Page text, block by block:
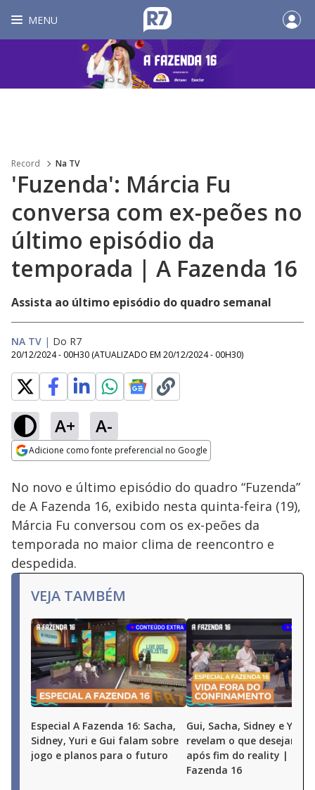
MENU
Record Na TV
'Fuzenda': Márcia Fu
conversa com ex-peões no
último episódio da
temporada | A Fazenda 16
Assista ao último episódio do quadro semanal
NA TV | Do R7
20/12/2024 - 00H30 (ATUALIZADO EM 20/12/2024 - 00H30)
A+ A-
Adicione como fonte preferencial no Google
Ativar
Loaded
18.19%
No novo e último episódio do quadro “Fuzenda”
de A Fazenda 16, exibido nesta quinta-feira (19),
Márcia Fu conversou com os ex-peões da
temporada no maior clima de reencontro e
despedida.
VEJA TAMBÉM
Especial A Fazenda 16: Sacha,
Sidney, Yuri e Gui falam sobre
jogo e planos para o futuro
Gui, Sacha, Sidney e Yuri
revelam o que desejam
após fim do reality |
Fazenda 16